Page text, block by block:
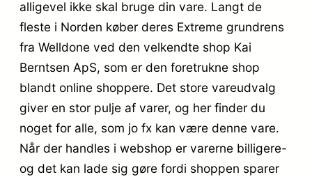
alligevel ikke skal bruge din vare. Langt de
fleste i Norden køber deres Extreme grundrens
fra Welldone ved den velkendte shop Kai
Berntsen ApS, som er den foretrukne shop
blandt online shoppere. Det store vareudvalg
giver en stor pulje af varer, og her finder du
noget for alle, som jo fx kan være denne vare.
Når der handles i webshop er varerne billigere-
og det kan lade sig gøre fordi shoppen sparer